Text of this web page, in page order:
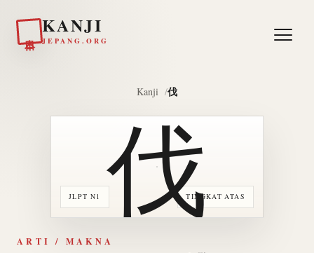
KANJI
JEPANG.ORG
Kanji 伐
JLPT N1 TINGKAT ATAS
伐
ARTI / MAKNA